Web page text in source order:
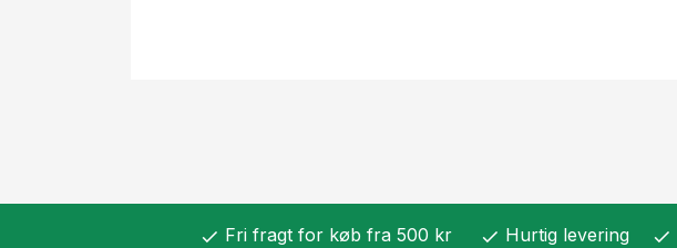
check Fri fragt for køb fra 500 kr check Hurtig levering check